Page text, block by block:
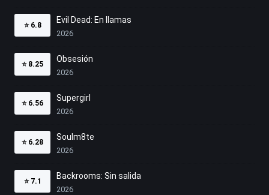
⭐ 6.8
Evil Dead: En llamas
2026
⭐ 8.25
Obsesión
2026
⭐ 6.56
Supergirl
2026
⭐ 6.28
Soulm8te
2026
⭐ 7.1
Backrooms: Sin salida
2026